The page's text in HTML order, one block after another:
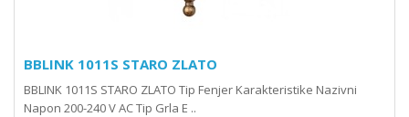
BBLINK 1011S STARO ZLATO
BBLINK 1011S STARO ZLATO Tip Fenjer Karakteristike Nazivni
Napon 200-240 V AC Tip Grla E ..